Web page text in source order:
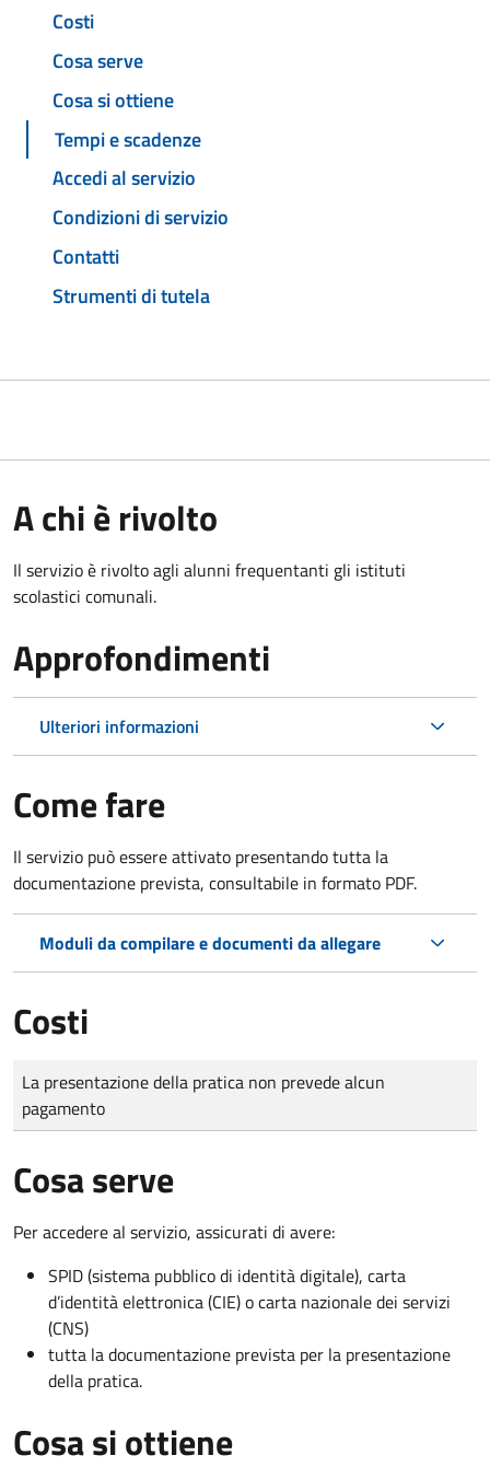
Costi
Cosa serve
Cosa si ottiene
Tempi e scadenze
Accedi al servizio
Condizioni di servizio
Contatti
Strumenti di tutela
A chi è rivolto
Il servizio è rivolto agli alunni frequentanti gli istituti
scolastici comunali.
Approfondimenti
Ulteriori informazioni
Come fare
Il servizio può essere attivato presentando tutta la
documentazione prevista, consultabile in formato PDF.
Moduli da compilare e documenti da allegare
Costi
Tipo di pagamento
Importo
La presentazione della pratica non prevede alcun
pagamento
Cosa serve
Per accedere al servizio, assicurati di avere:
SPID (sistema pubblico di identità digitale), carta
d’identità elettronica (CIE) o carta nazionale dei servizi
(CNS)
tutta la documentazione prevista per la presentazione
della pratica.
Cosa si ottiene